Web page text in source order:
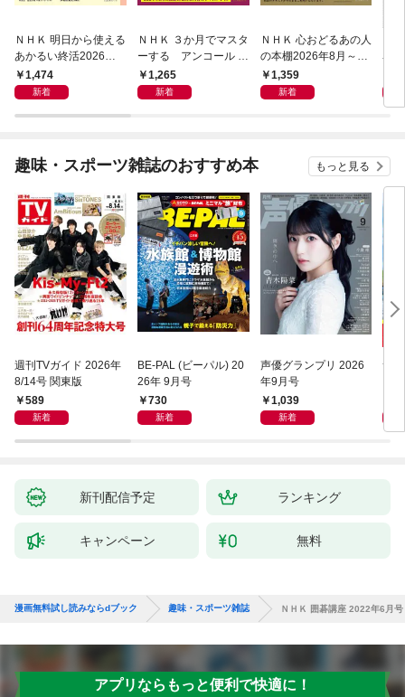
ＮＨＫ 明日から使える
あかるい終活2026年8
月～9月
1,474
新着
ＮＨＫ ３か月でマスタ
ーする アンコール 世
界史2026年8月
1,265
新着
ＮＨＫ 心おどるあの人
の本棚2026年8月～9
月1,359
新着
名
宣
趣味・スポーツ雑誌のおすすめ本 もっと見る
週刊TVガイド 2026年
8/14号 関東版
589
新着
BE-PAL (ビーパル) 20
26年 9月号
730
新着
声優グランプリ 2026
年9月号
1,039
新着
サ
新刊配信予定 ランキング
キャンペーン 無料
漫画無料試し読みならdブック 趣味・スポーツ雑誌 ＮＨＫ 囲碁講座 2022年6月号
アプリならもっと便利で快適に！